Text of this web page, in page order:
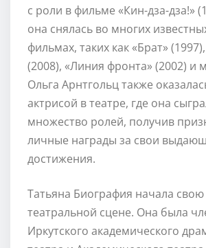
с роли в фильме «Кин-дза-дза!»
она снялась во многих
фильмах, таких как «Брат»
(2008), «Линия фронта» (2002) и
Ольга Арнтгольц также
актрисой в театре, где она
множество ролей, получив
личные награды за свои
достижения.
Татьяна Биография начала свою
театральной сцене. Она была
Иркутского академического